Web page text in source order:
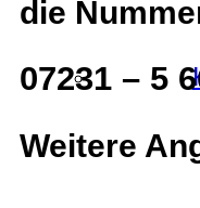
die
07231 – 5
Weitere